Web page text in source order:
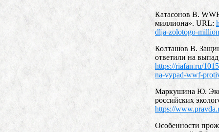
Катасонов В.
миллиона». URL:
dlja-zolotogo-
Колташов В.
ответили на
https://riafan.ru/
na-vypad-wwf-
Маркушина Ю.
российских
https://
Особенности